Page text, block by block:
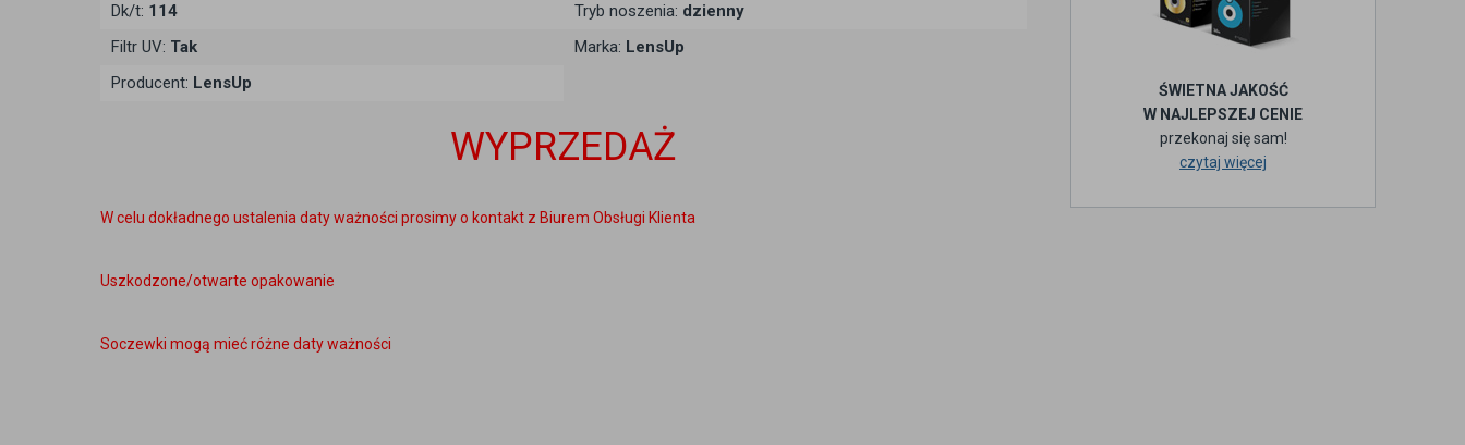
Dk/t: 114 Tryb noszenia: dzienny
Filtr UV: Tak Marka: LensUp
Producent: LensUp
WYPRZEDAŻ
W celu dokładnego ustalenia daty ważności prosimy o kontakt z Biurem Obsługi Klienta
Uszkodzone/otwarte opakowanie
Soczewki mogą mieć różne daty ważności
ŚWIETNA JAKOŚĆ
W NAJLEPSZEJ CENIE
przekonaj się sam!
czytaj więcej